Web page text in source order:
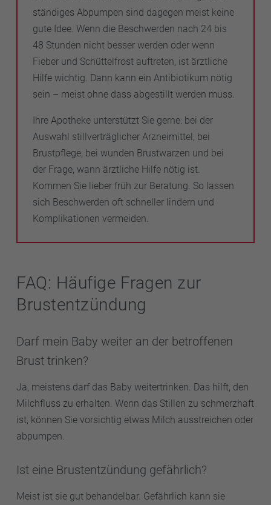
ständiges Abpumpen sind dagegen meist keine
gute Idee. Wenn die Beschwerden nach 24 bis
48 Stunden nicht besser werden oder wenn
Fieber und Schüttelfrost auftreten, ist ärztliche
Hilfe wichtig. Dann kann ein Antibiotikum nötig
sein – meist ohne dass abgestillt werden muss.
Ihre Apotheke unterstützt Sie gerne: bei der
Auswahl stillverträglicher Arzneimittel, bei
Brustpflege, bei wunden Brustwarzen und bei
der Frage, wann ärztliche Hilfe nötig ist.
Kommen Sie lieber früh zur Beratung. So lassen
sich Beschwerden oft schneller lindern und
Komplikationen vermeiden.
FAQ: Häufige Fragen zur
Brustentzündung
Darf mein Baby weiter an der betroffenen
Brust trinken?
Ja, meistens darf das Baby weitertrinken. Das hilft, den
Milchfluss zu erhalten. Wenn das Stillen zu schmerzhaft
ist, können Sie vorsichtig etwas Milch ausstreichen oder
abpumpen.
Ist eine Brustentzündung gefährlich?
Meist ist sie gut behandelbar. Gefährlich kann sie